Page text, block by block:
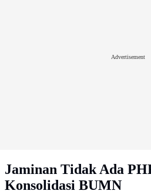
Advertisement
Jaminan Tidak Ada
Konsolidasi BUMN